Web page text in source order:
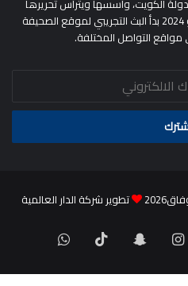
الكاتب/ مطلق الحريجي ، وفي مايو 2024 بدأ البث التجريبي لموقع الصحيفة
مواقع التواصل المختلفة.
تطوير شركة الدار العالمية
انستقرامسناب
تشات
‫TikTokواتساب